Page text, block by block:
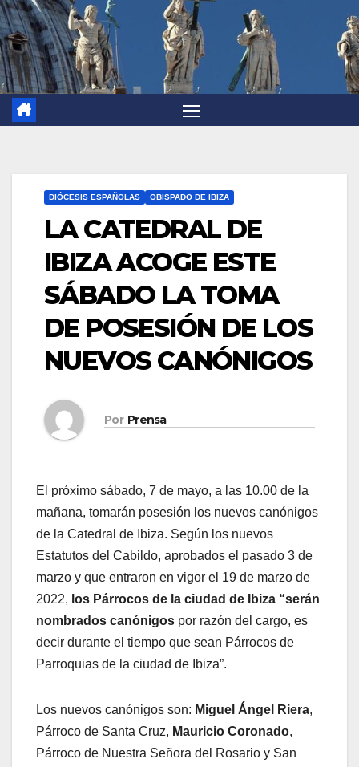
DIÓCESIS ESPAÑOLAS OBISPADO DE IBIZA
LA CATEDRAL DE
IBIZA ACOGE ESTE
SÁBADO LA TOMA
DE POSESIÓN DE LOS
NUEVOS CANÓNIGOS
Por Prensa
El próximo sábado, 7 de mayo, a las 10.00 de la
mañana, tomarán posesión los nuevos canónigos
de la Catedral de Ibiza. Según los nuevos
Estatutos del Cabildo, aprobados el pasado 3 de
marzo y que entraron en vigor el 19 de marzo de
2022, los Párrocos de la ciudad de Ibiza “serán
nombrados canónigos por razón del cargo, es
decir durante el tiempo que sean Párrocos de
Parroquias de la ciudad de Ibiza”.
Los nuevos canónigos son: Miguel Ángel Riera,
Párroco de Santa Cruz, Mauricio Coronado,
Párroco de Nuestra Señora del Rosario y San